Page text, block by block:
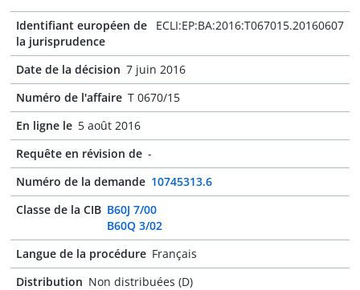
Identifiant européen de
la jurisprudence
ECLI:EP:BA:2016:T067015.20160607
Date de la décision 7 juin 2016
Numéro de l'affaire T 0670/15
En ligne le 5 août 2016
Requête en révision de -
Numéro de la demande 10745313.6
Classe de la CIB B60J 7/00
B60Q 3/02
Langue de la procédure Français
Distribution Non distribuées (D)